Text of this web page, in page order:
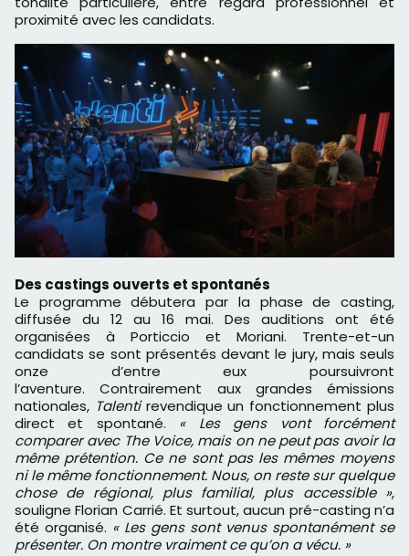
proximité avec les candidats.
Des castings ouverts et spontanés
Le programme débutera par la phase de casting,
diffusée du 12 au 16 mai. Des auditions ont été
organisées à Porticcio et Moriani. Trente-et-un
candidats se sont présentés devant le jury, mais seuls
onze d’entre eux poursuivront
l’aventure. Contrairement aux grandes émissions
nationales, Talentirevendique un fonctionnement plus
direct et spontané. « Les gens vont forcément
comparer avec The Voice, mais on ne peut pas avoir la
même prétention. Ce ne sont pas les mêmes moyens
ni le même fonctionnement. Nous, on reste sur quelque
chose de régional, plus familial, plus accessible »,
souligne Florian Carrié. Et surtout, aucun pré-casting n’a
été organisé. « Les gens sont venus spontanément se
présenter. On montre vraiment ce qu’on a vécu. »